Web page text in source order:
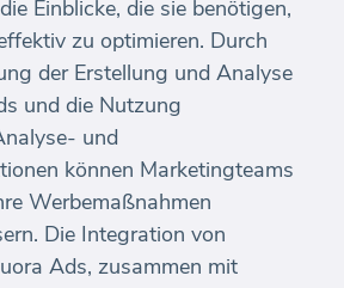
Einblicke, die sie benötigen,
zu optimieren. Durch
der Erstellung und Analyse
und die Nutzung
und
können Marketingteams
Werbemaßnahmen
Die Integration von
Ads, zusammen mit